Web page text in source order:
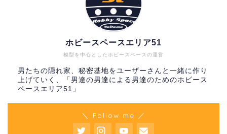
模型を中心としたホビースペースの運営
ホビースペースエリア51
男たちの隠れ家、秘密基地をユーザーさんと一緒に作り
上げていく、「男達の男達による男達のためのホビース
ペースエリア51」
＼ Follow me ／